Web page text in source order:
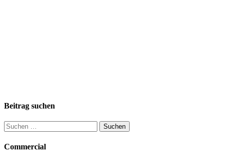
Beitrag suchen
Suchen
nach:
Commercial